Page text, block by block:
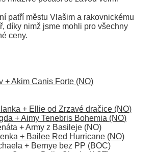
patří městu Vlašim a rakovnickému
díky nimž jsme mohli pro všechny
ceny.
+ Akim Canis Forte (NO)
+ Ellie od Zrzavé dračice (NO)
+ Aimy Tenebris Bohemia (NO)
+ Army z Basileje (NO)
+ Bailee Red Hurricane (NO)
+ Bernye bez PP (BOC)